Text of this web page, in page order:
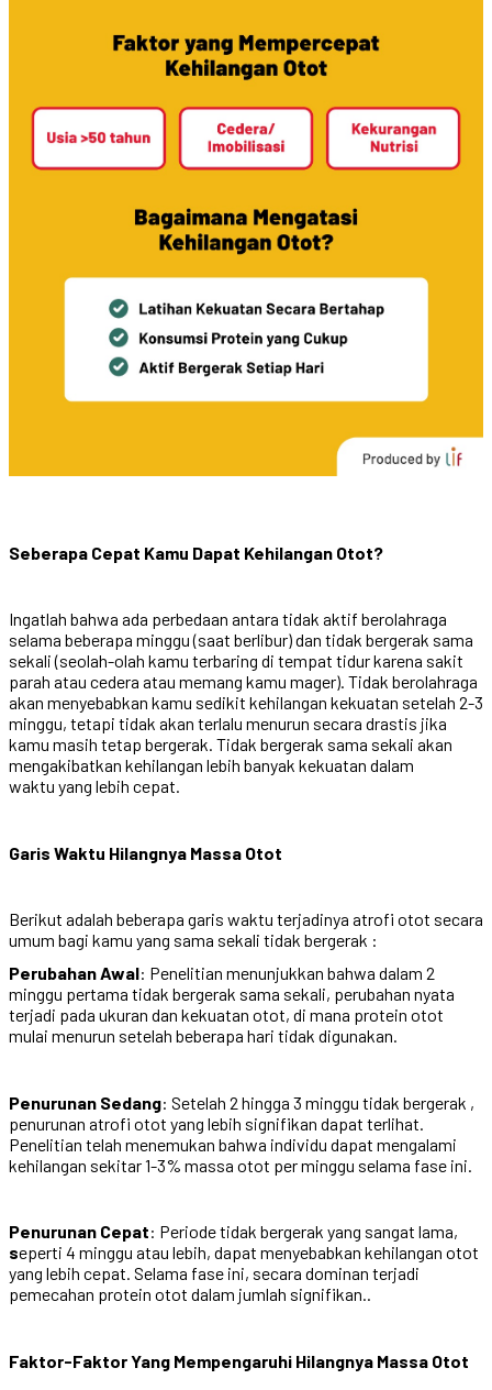
Seberapa Cepat Kamu Dapat Kehilangan Otot?
Ingatlah bahwa ada perbedaan antara tidak aktif berolahraga
selama beberapa minggu (saat berlibur) dan tidak bergerak sama
sekali (seolah-olah kamu terbaring di tempat tidur karena sakit
parah atau cedera atau memang kamu mager). Tidak berolahraga
akan menyebabkan kamu sedikit kehilangan kekuatan setelah 2-3
minggu, tetapi tidak akan terlalu menurun secara drastis jika
kamu masih tetap bergerak. Tidak bergerak sama sekali akan
mengakibatkan kehilangan lebih banyak kekuatan dalam
waktu yang lebih cepat.
Garis Waktu Hilangnya Massa Otot
Berikut adalah beberapa garis waktu terjadinya atrofi otot secara
umum bagi kamu yang sama sekali tidak bergerak :
Perubahan Awal: Penelitian menunjukkan bahwa dalam 2
minggu pertama tidak bergerak sama sekali, perubahan nyata
terjadi pada ukuran dan kekuatan otot, di mana protein otot
mulai menurun setelah beberapa hari tidak digunakan.
Penurunan Sedang: Setelah 2 hingga 3 minggu tidak bergerak ,
penurunan atrofi otot yang lebih signifikan dapat terlihat.
Penelitian telah menemukan bahwa individu dapat mengalami
kehilangan sekitar 1-3% massa otot per minggu selama fase ini.
Penurunan Cepat: Periode tidak bergerak yang sangat lama,
seperti 4 minggu atau lebih, dapat menyebabkan kehilangan otot
yang lebih cepat. Selama fase ini, secara dominan terjadi
pemecahan protein otot dalam jumlah signifikan..
Faktor-Faktor Yang Mempengaruhi Hilangnya Massa Otot